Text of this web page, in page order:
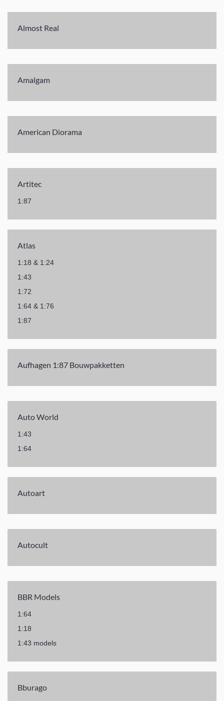
Almost Real
Amalgam
American Diorama
Artitec
1:87
Atlas
1:18 & 1:24
1:43
1:72
1:64 & 1:76
1:87
Aufhagen 1:87 Bouwpakketten
Auto World
1:43
1:64
Autoart
Autocult
BBR Models
1:64
1:18
1:43 models
Bburago